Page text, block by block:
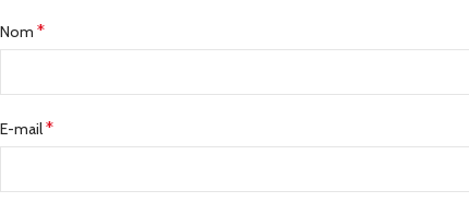
Nom *
E-mail*